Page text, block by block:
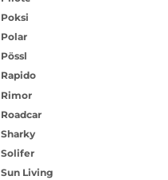
Poksi
Polar
Pössl
Rapido
Rimor
Roadcar
Sharky
Solifer
Sun Living